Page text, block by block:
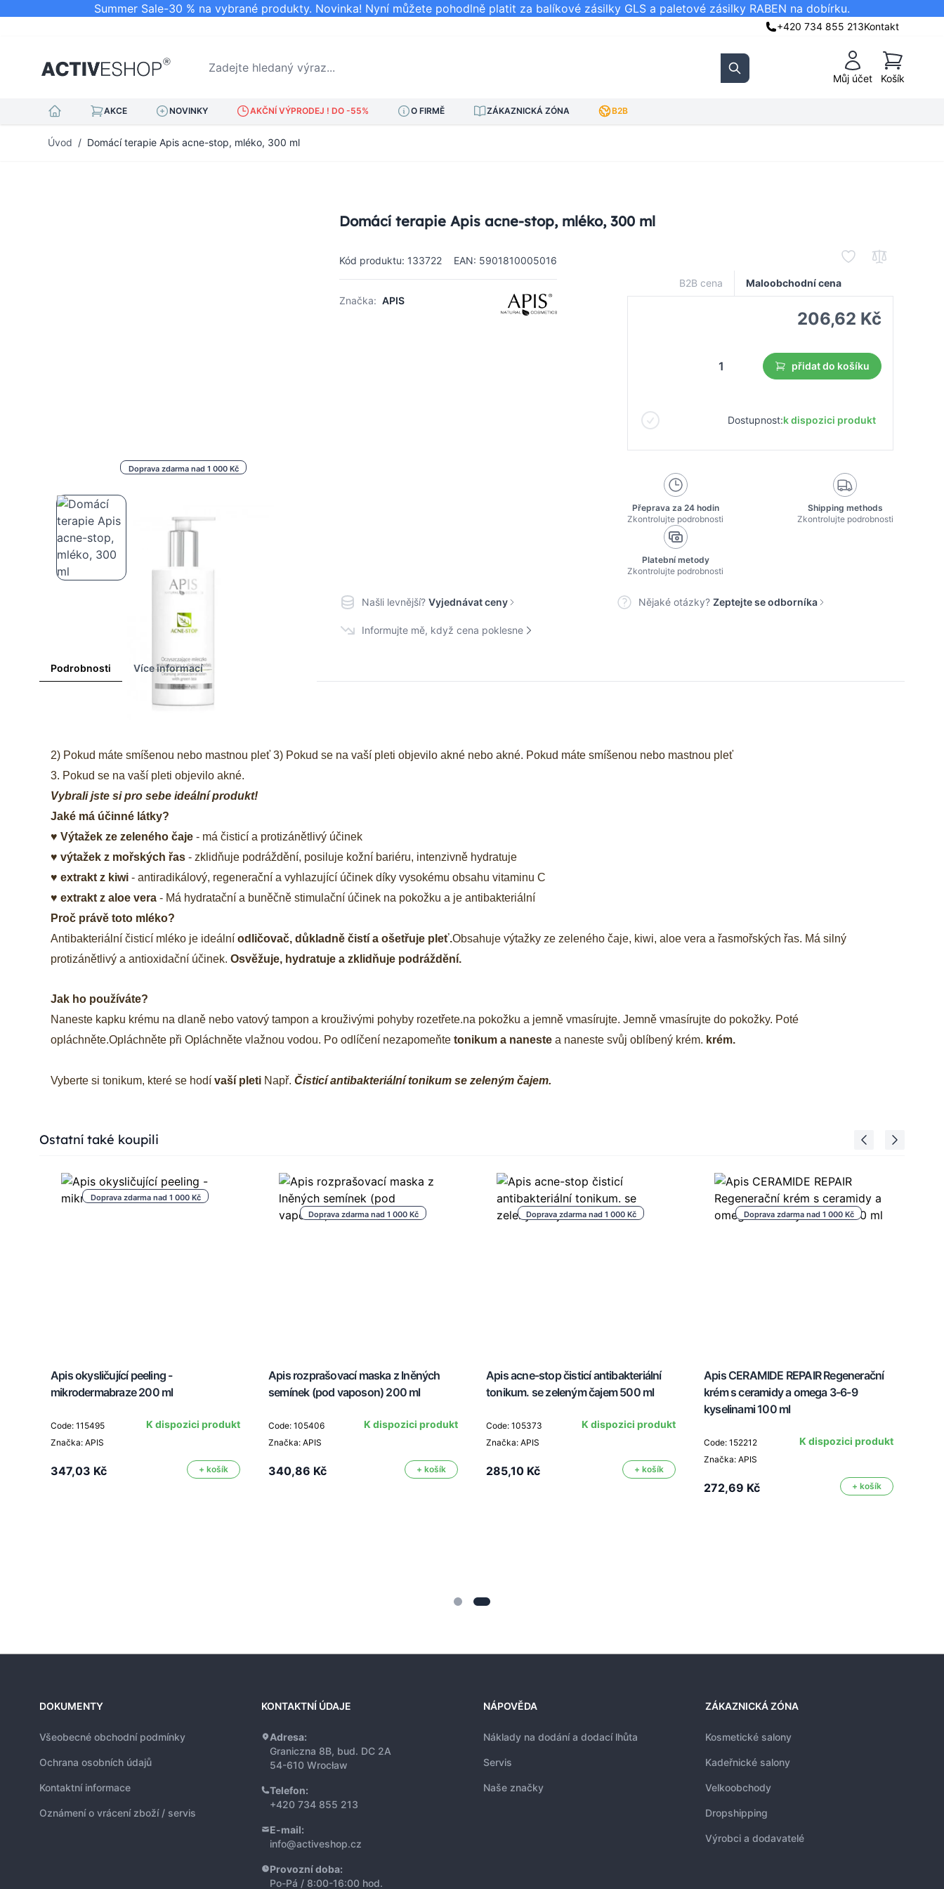
Summer Sale-30 % na vybrané produkty. Novinka! Nyní můžete pohodlně platit za balíkové zásilky GLS a paletové zásilky RABEN na dobírku.
+420 734 855 213Kontakt
Zadejte hledaný výraz...
Search Můj účet
Košík
Košík
AKCE NOVINKY AKČNÍ VÝPRODEJ ! DO -55% O FIRMĚ ZÁKAZNICKÁ ZÓNA B2B
Úvod / Domácí terapie Apis acne-stop, mléko, 300 ml
Doprava zdarma nad 1 000 Kč
Domácí terapie Apis acne-stop, mléko, 300 ml
Kód produktu: 133722 EAN: 5901810005016
Značka: APIS
B2B cena Maloobchodní cena
206,62 Kč
přidat do košíku
Dostupnost:k dispozici produkt
Přeprava za 24 hodin
Zkontrolujte podrobnosti
Shipping methods
Zkontrolujte podrobnosti
Platební metody
Zkontrolujte podrobnosti
Našli levnější? Vyjednávat ceny Nějaké otázky? Zeptejte se odborníka
Informujte mě, když cena poklesne
Podrobnosti Více informací
2) Pokud máte smíšenou nebo mastnou pleť 3) Pokud se na vaší pleti objevilo akné nebo akné. Pokud máte smíšenou nebo mastnou pleť
3. Pokud se na vaší pleti objevilo akné.
Vybrali jste si pro sebe ideální produkt!
Jaké má účinné látky?
♥ Výtažek ze zeleného čaje - má čisticí a protizánětlivý účinek
♥ výtažek z mořských řas - zklidňuje podráždění, posiluje kožní bariéru, intenzivně hydratuje
♥ extrakt z kiwi - antiradikálový, regenerační a vyhlazující účinek díky vysokému obsahu vitaminu C
♥ extrakt z aloe vera - Má hydratační a buněčně stimulační účinek na pokožku a je antibakteriální
Proč právě toto mléko?
Antibakteriální čisticí mléko je ideální odličovač, důkladně čistí a ošetřuje pleť.Obsahuje výtažky ze zeleného čaje, kiwi, aloe vera a řasmořských řas. Má silný
protizánětlivý a antioxidační účinek. Osvěžuje, hydratuje a zklidňuje podráždění.
Jak ho používáte?
Naneste kapku krému na dlaně nebo vatový tampon a krouživými pohyby rozetřete.na pokožku a jemně vmasírujte. Jemně vmasírujte do pokožky. Poté
opláchněte.Opláchněte při Opláchněte vlažnou vodou. Po odlíčení nezapomeňte tonikum a naneste a naneste svůj oblíbený krém. krém.
Vyberte si tonikum, které se hodí vaší pleti Např. Čisticí antibakteriální tonikum se zeleným čajem.
Press to skip carousel
Ostatní také koupili
Doprava zdarma nad 1 000 Kč
Apis okysličující peeling -
mikrodermabraze 200 ml
Code: 115495
Značka: APIS
K dispozici produkt
347,03 Kč + košík
Doprava zdarma nad 1 000 Kč
Apis rozprašovací maska z lněných
semínek (pod vaposon) 200 ml
Code: 105406
Značka: APIS
K dispozici produkt
340,86 Kč + košík
Doprava zdarma nad 1 000 Kč
Apis acne-stop čisticí antibakteriální
tonikum. se zeleným čajem 500 ml
Code: 105373
Značka: APIS
K dispozici produkt
285,10 Kč + košík
Doprava zdarma nad 1 000 Kč
Apis CERAMIDE REPAIR Regenerační
krém s ceramidy a omega 3-6-9
kyselinami 100 ml
Code: 152212
Značka: APIS
K dispozici produkt
272,69 Kč + košík
DOKUMENTY
Všeobecné obchodní podmínky
Ochrana osobních údajů
Kontaktní informace
Oznámení o vrácení zboží / servis
KONTAKTNÍ ÚDAJE
Adresa:
Graniczna 8B, bud. DC 2A
54-610 Wrocław
Telefon:
+420 734 855 213
E-mail:
info@activeshop.cz
Provozní doba:
Po-Pá / 8:00-16:00 hod.
NÁPOVĚDA
Náklady na dodání a dodací lhůta
Servis
Naše značky
ZÁKAZNICKÁ ZÓNA
Kosmetické salony
Kadeřnické salony
Velkoobchody
Dropshipping
Výrobci a dodavatelé